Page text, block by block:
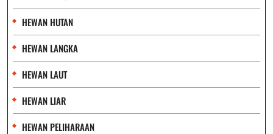
HEWAN HUTAN
HEWAN LANGKA
HEWAN LAUT
HEWAN LIAR
HEWAN PELIHARAAN